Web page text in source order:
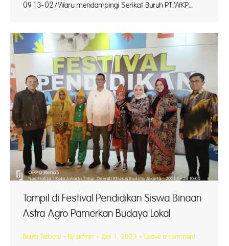
0913-02/Waru mendampingi Serikat Buruh PT.WKP…
Tampil di Festival Pendidikan Siswa Binaan
Astra Agro Pamerkan Budaya Lokal
Berita Terbaru By admin Juni 1, 2023 Leave a comment